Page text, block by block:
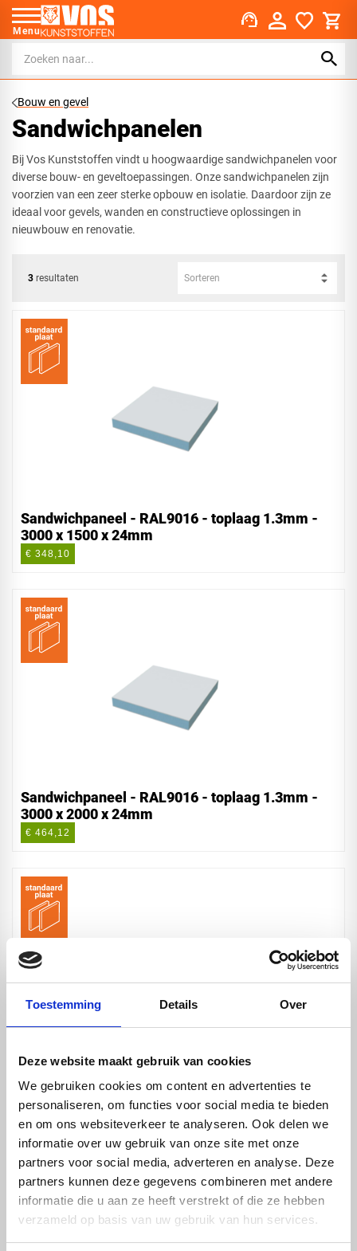
Toestemming Details Over
Deze website maakt gebruik van cookies
We gebruiken cookies om content en advertenties te
personaliseren, om functies voor social media te bieden
en om ons websiteverkeer te analyseren. Ook delen we
informatie over uw gebruik van onze site met onze
partners voor social media, adverteren en analyse. Deze
partners kunnen deze gegevens combineren met andere
informatie die u aan ze heeft verstrekt of die ze hebben
verzameld op basis van uw gebruik van hun services.
Menu support_agent
Bouw en gevel
Sandwichpanelen
Bij Vos Kunststoffen vindt u hoogwaardige sandwichpanelen voor
diverse bouw- en geveltoepassingen. Onze sandwichpanelen zijn
voorzien van een zeer sterke opbouw en isolatie. Daardoor zijn ze
ideaal voor gevels, wanden en constructieve oplossingen in
nieuwbouw en renovatie.
3 resultaten Sorteren
Sandwichpaneel - RAL9016 - toplaag 1.3mm -
3000 x 1500 x 24mm
€ 348,10
Sandwichpaneel - RAL9016 - toplaag 1.3mm -
3000 x 2000 x 24mm
€ 464,12
3000 x 1500 x 24mm
€ 379,06
Wat zijn sandwichpanelen?
Sandwichpanelen zijn opgebouwd uit twee harde toplagen met
daartussen een isolerende kern van hoogwaardig geschuimd
kunststof. De kern zorgt voor een thermische en akoestische